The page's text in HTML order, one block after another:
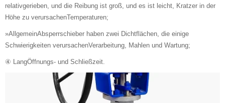
relativgerieben, und die Reibung ist groß, und es ist leicht, Kratzer in der
Höhe zu verursachenTemperaturen;
»AllgemeinAbsperrschieber haben zwei Dichtflächen, die einige
Schwierigkeiten verursachenVerarbeitung, Mahlen und Wartung;
④ LangÖffnungs- und Schließzeit.